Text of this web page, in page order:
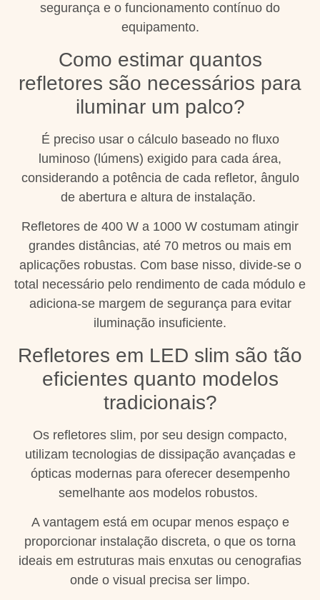
segurança e o funcionamento contínuo do
equipamento.
Como estimar quantos
refletores são necessários para
iluminar um palco?
É preciso usar o cálculo baseado no fluxo
luminoso (lúmens) exigido para cada área,
considerando a potência de cada refletor, ângulo
de abertura e altura de instalação.
Refletores de 400 W a 1000 W costumam atingir
grandes distâncias, até 70 metros ou mais em
aplicações robustas. Com base nisso, divide-se o
total necessário pelo rendimento de cada módulo e
adiciona-se margem de segurança para evitar
iluminação insuficiente.
Refletores em LED slim são tão
eficientes quanto modelos
tradicionais?
Os refletores slim, por seu design compacto,
utilizam tecnologias de dissipação avançadas e
ópticas modernas para oferecer desempenho
semelhante aos modelos robustos.
A vantagem está em ocupar menos espaço e
proporcionar instalação discreta, o que os torna
ideais em estruturas mais enxutas ou cenografias
onde o visual precisa ser limpo.